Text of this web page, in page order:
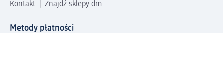
Kontakt
Znajdź sklepy dm
Metody płatności